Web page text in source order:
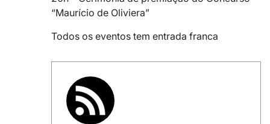
“Maurício de Oliviera”
Todos os eventos tem entrada franca